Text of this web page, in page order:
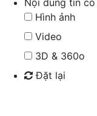
Hình ảnh
Video
3D & 360o
Đặt lại